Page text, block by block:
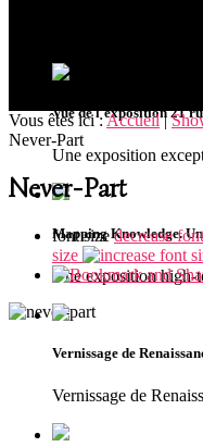
Vue de l'exposition 21
Une exposition
Mapping Knowledge.
Une exposition high-
Vernissage de
Vernissage de
Vous êtes ici :Accueil|
Never-Part
Never-Part
font size decrease
size